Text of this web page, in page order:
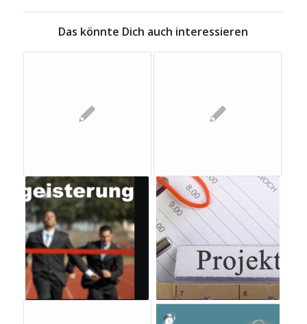
Das könnte Dich auch interessieren